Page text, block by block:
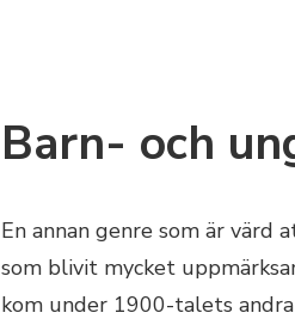
Barn- och
En annan genre som är
som blivit mycket
kom under 1900-talets